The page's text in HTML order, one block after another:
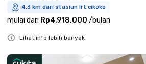
4.3 km dari stasiun lrt cikoko
mulai dari Rp4.918.000 /bulan
Lihat info lebih banyak